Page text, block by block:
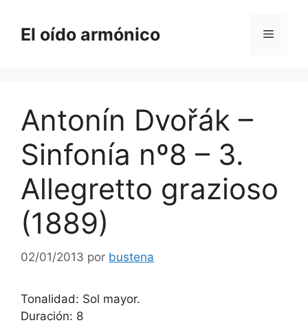
contenido
El oído armónico Menú
Antonín Dvořák –
Sinfonía nº8 – 3.
Allegretto grazioso
(1889)
02/01/2013 por bustena
Tonalidad: Sol mayor.
Duración: 8